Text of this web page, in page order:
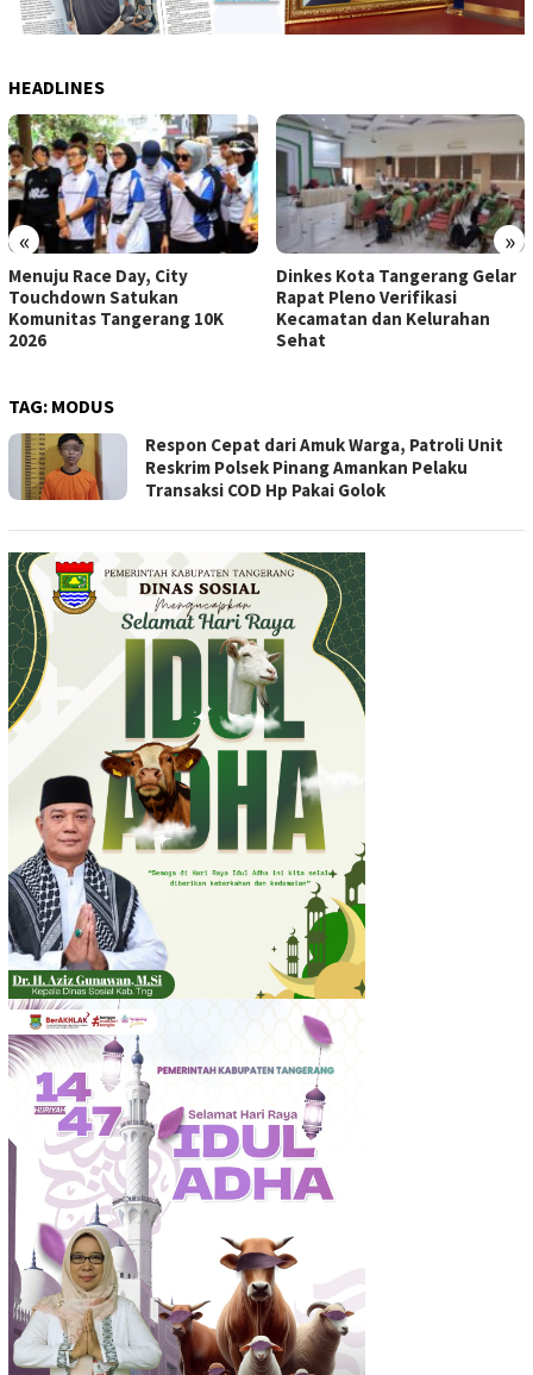
HEADLINES
« »
Menuju Race Day, City
Touchdown Satukan
Komunitas Tangerang 10K
2026
Dinkes Kota Tangerang Gelar
Rapat Pleno Verifikasi
Kecamatan dan Kelurahan
Sehat
TAG: MODUS
Respon Cepat dari Amuk Warga, Patroli Unit
Reskrim Polsek Pinang Amankan Pelaku
Transaksi COD Hp Pakai Golok